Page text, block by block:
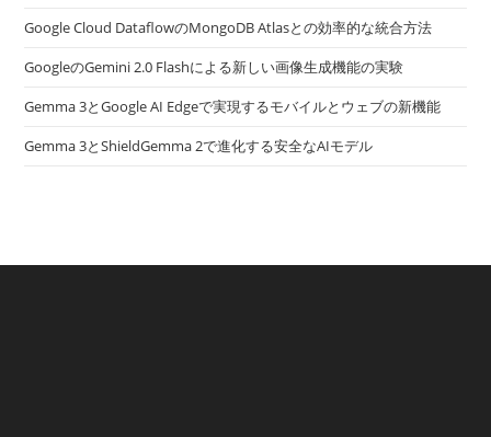
Google Cloud DataflowのMongoDB Atlasとの効率的な統合方法
GoogleのGemini 2.0 Flashによる新しい画像生成機能の実験
Gemma 3とGoogle AI Edgeで実現するモバイルとウェブの新機能
Gemma 3とShieldGemma 2で進化する安全なAIモデル